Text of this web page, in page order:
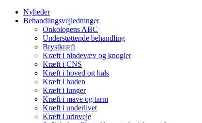
Nyheder
Behandlingsvejledninger
Onkologens ABC
Understøttende behandling
Brystkræft
Kræft i bindevæv og knogler
Kræft i CNS
Kræft i hoved og hals
Kræft i huden
Kræft i lunger
Kræft i mave og tarm
Kræft i underlivet
Kræft i urinveje